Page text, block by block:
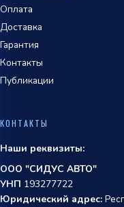
Оплата
Доставка
Гарантия
Контакты
Публикации
КОНТАКТЫ
Наши реквизиты:
ООО "СИДУС АВТО"
УНП 193277722
Юридический адрес: